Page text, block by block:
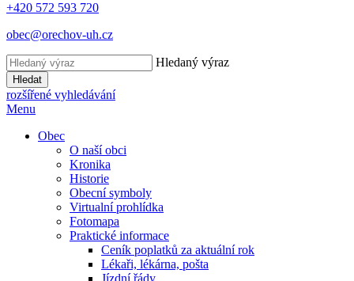
+420 572 593 720
obec@orechov-uh.cz
Hledaný výraz
Hledat
rozšířené vyhledávání
Menu
Obec
O naší obci
Kronika
Historie
Obecní symboly
Virtualní prohlídka
Fotomapa
Praktické informace
Ceník poplatků za aktuální rok
Lékaři, lékárna, pošta
Jízdní řády